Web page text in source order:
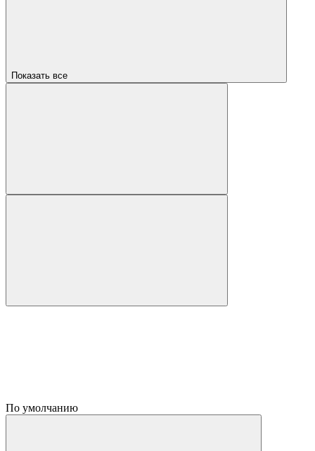
Показать все
По умолчанию